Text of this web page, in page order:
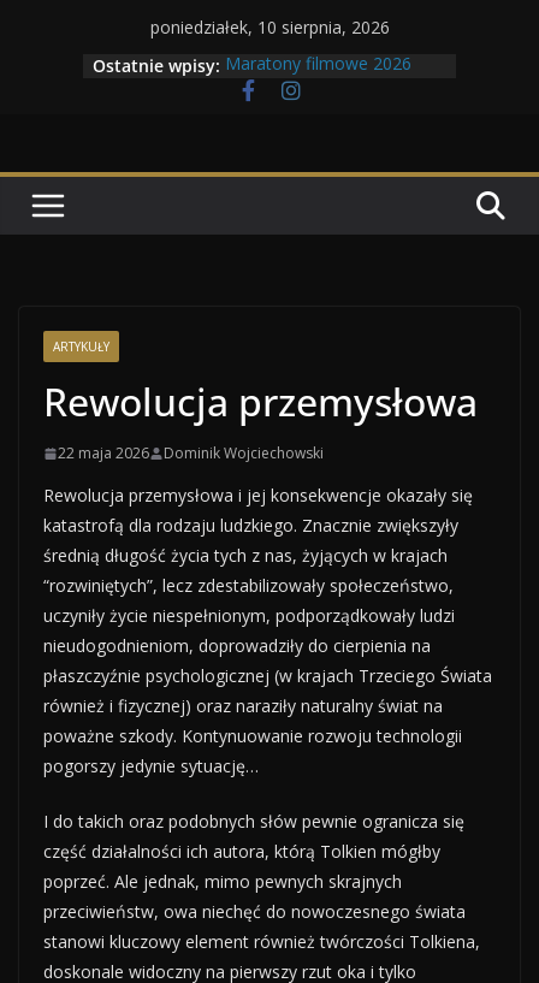
poniedziałek, 10 sierpnia, 2026
Ostatnie wpisy: Maratony filmowe 2026
Geneza Skrzydlatych Bestii
ARTYKUŁY
Rewolucja przemysłowa
22 maja 2026 Dominik Wojciechowski
Rewolucja przemysłowa i jej konsekwencje okazały się
katastrofą dla rodzaju ludzkiego. Znacznie zwiększyły
średnią długość życia tych z nas, żyjących w krajach
“rozwiniętych”, lecz zdestabilizowały społeczeństwo,
uczyniły życie niespełnionym, podporządkowały ludzi
nieudogodnieniom, doprowadziły do cierpienia na
płaszczyźnie psychologicznej (w krajach Trzeciego Świata
również i fizycznej) oraz naraziły naturalny świat na
poważne szkody. Kontynuowanie rozwoju technologii
pogorszy jedynie sytuację…
I do takich oraz podobnych słów pewnie ogranicza się
część działalności ich autora, którą Tolkien mógłby
poprzeć. Ale jednak, mimo pewnych skrajnych
przeciwieństw, owa niechęć do nowoczesnego świata
stanowi kluczowy element również twórczości Tolkiena,
doskonale widoczny na pierwszy rzut oka i tylko